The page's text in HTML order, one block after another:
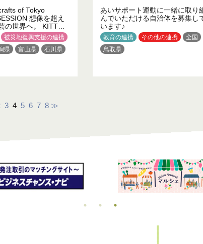
of Tokyo
想像を超え
の世界へ。 KITTEで
ールームを開設しま
被災地復興支援の連携
県 富山県 石川県
あいサポート運動に一緒に取り
んでいただける自治体を募集し
います♪
教育の連携 その他の連携
全国
鳥取県
3 4 5 6 7 8 ≫